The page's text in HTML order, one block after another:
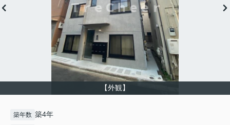
【外観】
築年数 築4年